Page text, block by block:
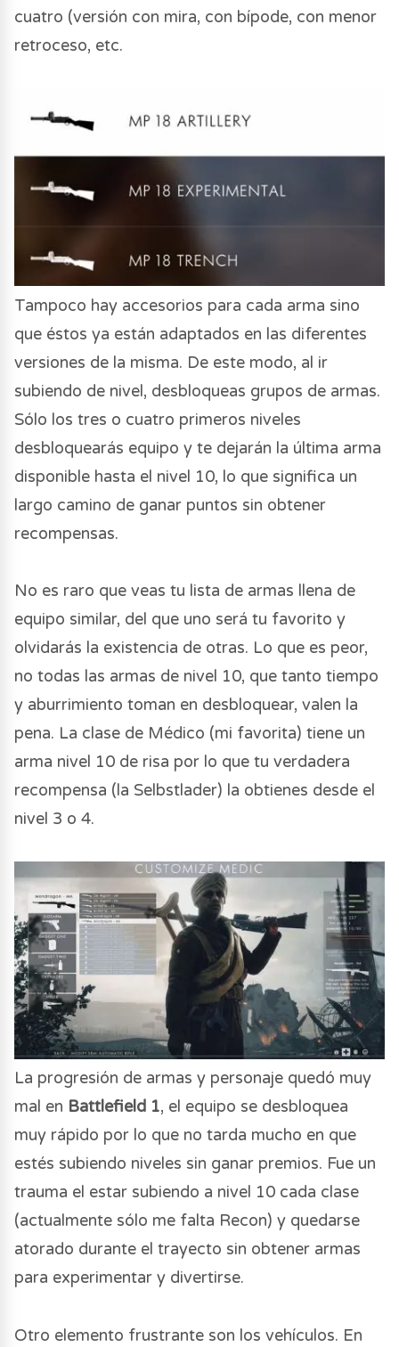
cuatro (versión con mira, con bípode, con menor
retroceso, etc.
Tampoco hay accesorios para cada arma sino
que éstos ya están adaptados en las diferentes
versiones de la misma. De este modo, al ir
subiendo de nivel, desbloqueas grupos de armas.
Sólo los tres o cuatro primeros niveles
desbloquearás equipo y te dejarán la última arma
disponible hasta el nivel 10, lo que significa un
largo camino de ganar puntos sin obtener
recompensas.
No es raro que veas tu lista de armas llena de
equipo similar, del que uno será tu favorito y
olvidarás la existencia de otras. Lo que es peor,
no todas las armas de nivel 10, que tanto tiempo
y aburrimiento toman en desbloquear, valen la
pena. La clase de Médico (mi favorita) tiene un
arma nivel 10 de risa por lo que tu verdadera
recompensa (la Selbstlader) la obtienes desde el
nivel 3 o 4.
La progresión de armas y personaje quedó muy
mal en Battlefield 1, el equipo se desbloquea
muy rápido por lo que no tarda mucho en que
estés subiendo niveles sin ganar premios. Fue un
trauma el estar subiendo a nivel 10 cada clase
(actualmente sólo me falta Recon) y quedarse
atorado durante el trayecto sin obtener armas
para experimentar y divertirse.
Otro elemento frustrante son los vehículos. En